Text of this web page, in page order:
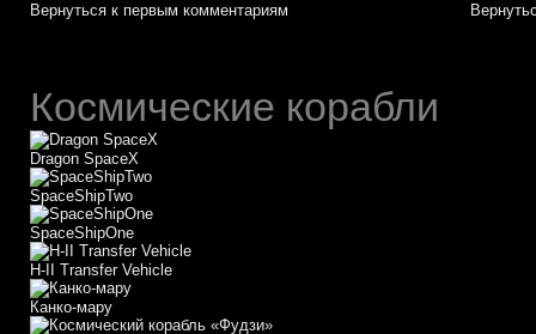
Вернуться к первым комментариям
Космические корабли
Dragon SpaceX
SpaceShipTwo
SpaceShipOne
H-II Transfer Vehicle
Канко-мару